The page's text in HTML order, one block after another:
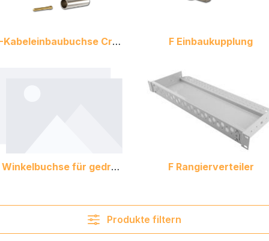
F-Kabeleinbaubuchse Crimp F Einbaukupplung
F Winkelbuchse für gedruckte Schaltungen F Rangierverteiler
Produkte filtern